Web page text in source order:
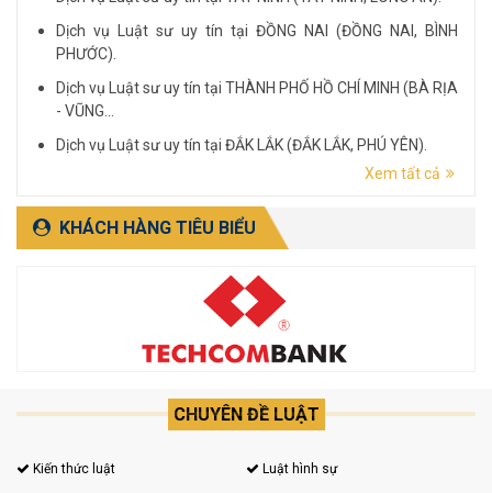
Dịch vụ Luật sư uy tín tại ĐỒNG NAI (ĐỒNG NAI, BÌNH
PHƯỚC).
Dịch vụ Luật sư uy tín tại THÀNH PHỐ HỒ CHÍ MINH (BÀ RỊA
- VŨNG...
Dịch vụ Luật sư uy tín tại ĐẮK LẮK (ĐẮK LẮK, PHÚ YÊN).
Dịch vụ Luật sư uy tín tại LÂM ĐỒNG (LÂM ĐỒNG, ĐẮK
Xem tất cả
KHÁCH HÀNG TIÊU BIỂU
CHUYÊN ĐỀ LUẬT
Kiến thức luật Luật hình sự